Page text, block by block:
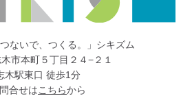
ないで、つくる。」シキズム
市本町５丁目２４−２１
木駅東口 徒歩1分
合せはこちらから